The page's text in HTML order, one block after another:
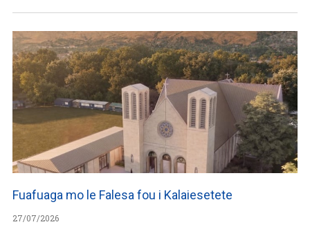
Fuafuaga mo le Falesa fou i Kalaiesetete
27/07/2026